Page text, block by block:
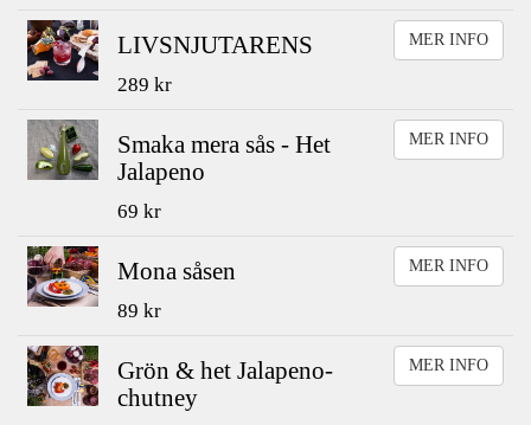
LIVSNJUTARENS
289 kr
MER INFO
Smaka mera sås - Het
Jalapeno
69 kr
MER INFO
Mona såsen
89 kr
MER INFO
Grön & het Jalapeno-
chutney
MER INFO